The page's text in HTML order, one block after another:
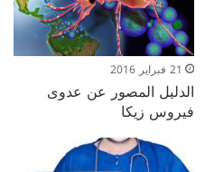
21 فبراير 2016
الدليل المصور عن عدوى
فيروس زيكا